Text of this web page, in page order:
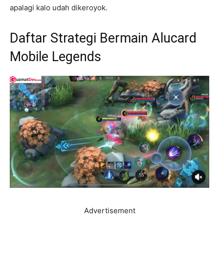
apalagi kalo udah dikeroyok.
Daftar Strategi Bermain Alucard
Mobile Legends
Advertisement